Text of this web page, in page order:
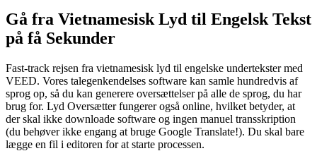
Gå fra Vietnamesisk Lyd til Engelsk Tekst
på få Sekunder
Fast-track rejsen fra vietnamesisk lyd til engelske undertekster med
VEED. Vores talegenkendelses software kan samle hundredvis af
sprog op, så du kan generere oversættelser på alle de sprog, du har
brug for. Lyd Oversætter fungerer også online, hvilket betyder, at
der skal ikke downloade software og ingen manuel transskription
(du behøver ikke engang at bruge Google Translate!). Du skal bare
lægge en fil i editoren for at starte processen.